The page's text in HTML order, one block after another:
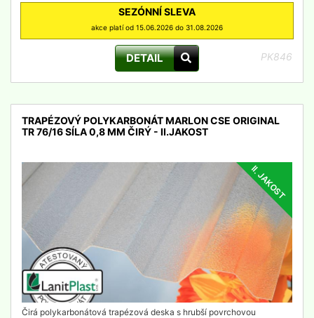
SEZÓNNÍ SLEVA
akce platí od 15.06.2026 do 31.08.2026
DETAIL PK846
TRAPÉZOVÝ POLYKARBONÁT MARLON CSE ORIGINAL
TR 76/16 SÍLA 0,8 MM ČIRÝ - II.JAKOST
II. JAKOST
detail
Čirá polykarbonátová trapézová deska s hrubší povrchovou